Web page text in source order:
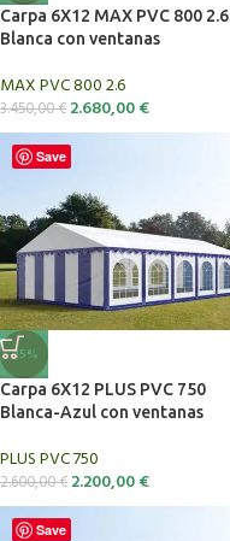
Carpa 6X12 MAX PVC 800 2.6
Blanca con ventanas
MAX PVC 800 2.6
3.450,00€ 2.680,00€
Save
-15%
Carpa 6X12 PLUS PVC 750
Blanca-Azul con ventanas
PLUS PVC 750
2.600,00€ 2.200,00€
Save